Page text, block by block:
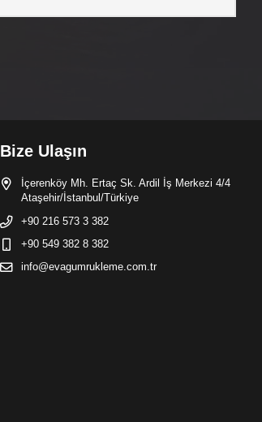
Bize Ulaşın
İçerenköy Mh. Ertaç Sk. Ardil İş Merkezi 4/4
Ataşehir/İstanbul/Türkiye
+90 216 573 3 382
+90 549 382 8 382
info@evagumrukleme.com.tr